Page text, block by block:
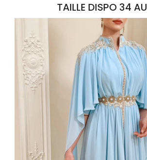
TAILLE DISPO 34